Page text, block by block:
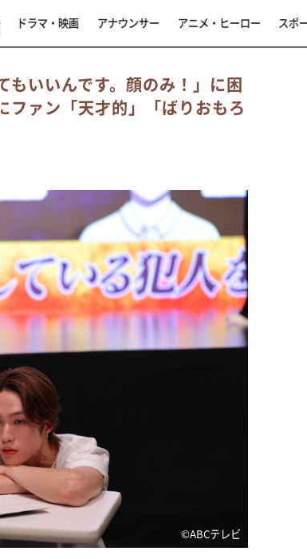
ドラマ・映画 アナウンサー アニメ・ヒーロー スポ
もいいんです。顔のみ！」に困
ァン「天才的」「ばりおもろ
©️ABCテレビ